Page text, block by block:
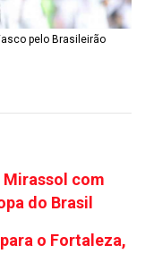
pelo Brasileirão
Mirassol com
do Brasil
o Fortaleza,